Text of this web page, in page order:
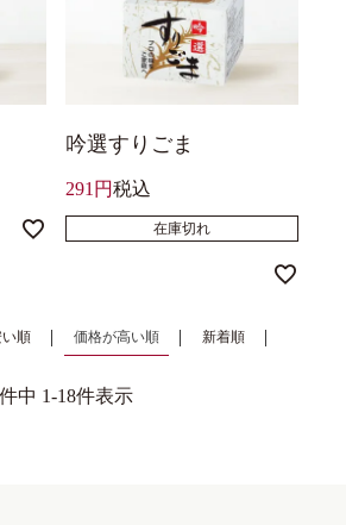
吟選すりごま
291 税込
在庫切れ
順 価格が高い順 新着順
中 1-18件表示